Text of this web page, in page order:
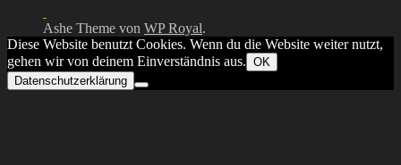
Ashe Theme von WP Royal.
Diese Website benutzt Cookies. Wenn du die Website weiter nutzt,
gehen wir von deinem Einverständnis aus. OK
Datenschutzerklärung